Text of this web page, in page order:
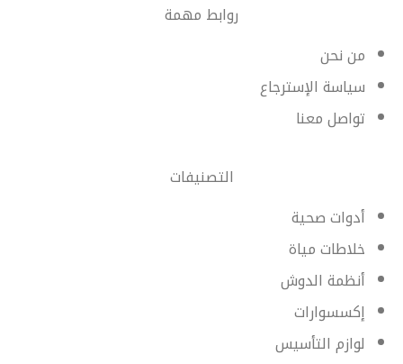
روابط مهمة
من نحن
سياسة الإسترجاع
تواصل معنا
التصنيفات
أدوات صحية
خلاطات مياة
أنظمة الدوش
إكسسوارات
لوازم التأسيس